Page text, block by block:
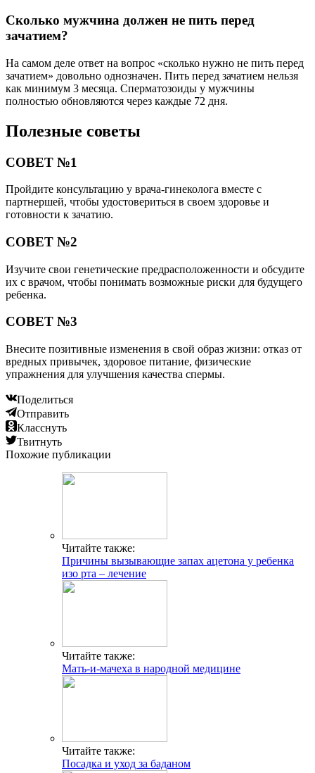
Сколько мужчина должен не пить перед
зачатием?
На самом деле ответ на вопрос «сколько нужно не пить перед
зачатием» довольно однозначен. Пить перед зачатием нельзя
как минимум 3 месяца. Сперматозоиды у мужчины
полностью обновляются через каждые 72 дня.
Полезные советы
СОВЕТ №1
Пройдите консультацию у врача-гинеколога вместе с
партнершей, чтобы удостовериться в своем здоровье и
готовности к зачатию.
СОВЕТ №2
Изучите свои генетические предрасположенности и обсудите
их с врачом, чтобы понимать возможные риски для будущего
ребенка.
СОВЕТ №3
Внесите позитивные изменения в свой образ жизни: отказ от
вредных привычек, здоровое питание, физические
упражнения для улучшения качества спермы.
Поделиться
Отправить
Класснуть
Твитнуть
Похожие публикации
Читайте также:
Причины вызывающие запах ацетона у ребенка
изо рта – лечение
Читайте также:
Мать-и-мачеха в народной медицине
Читайте также:
Посадка и уход за баданом